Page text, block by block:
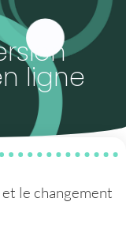
ligne
le changement